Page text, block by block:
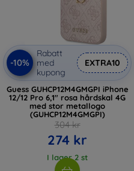
-10%
Rabatt
med
kupong
EXTRA10
Guess GUHCP12M4GMGPI iPhone
12/12 Pro 6,1" rosa hårdskal 4G
med stor metallogo
(GUHCP12M4GMGPI)
304 kr
274 kr
I lager 2 st